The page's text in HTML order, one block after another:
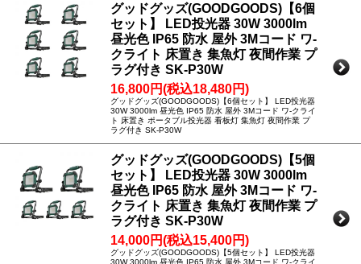
グッドグッズ(GOODGOODS)【6個
セット】 LED投光器 30W 3000lm
昼光色 IP65 防水 屋外 3Mコード ワ-
クライト 床置き 集魚灯 夜間作業 プ
ラグ付き SK-P30W
16,800円(税込18,480円)
グッドグッズ(GOODGOODS)【6個セット】 LED投光器
30W 3000lm 昼光色 IP65 防水 屋外 3Mコード ワ-クライ
ト 床置き ポータブル投光器 看板灯 集魚灯 夜間作業 プ
ラグ付き SK-P30W
グッドグッズ(GOODGOODS)【5個
セット】 LED投光器 30W 3000lm
昼光色 IP65 防水 屋外 3Mコード ワ-
クライト 床置き 集魚灯 夜間作業 プ
ラグ付き SK-P30W
14,000円(税込15,400円)
グッドグッズ(GOODGOODS)【5個セット】 LED投光器
30W 3000lm 昼光色 IP65 防水 屋外 3Mコード ワ-クライ